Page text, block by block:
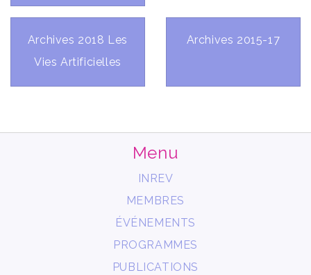
Archives 2018 Les
Vies Artificielles
Archives 2015-17
Menu
INREV
MEMBRES
ÉVÉNEMENTS
PROGRAMMES
PUBLICATIONS